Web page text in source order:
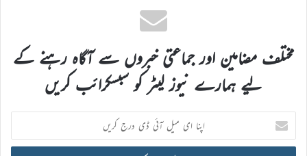
مختلف مضامین اور جماعتی خبروں سے آگاہ رہنے کے
لیے ہمارے نیوز لیٹر کو سبسکرائب کریں
اپنا
ای
میل